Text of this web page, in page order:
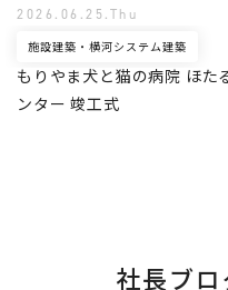
もりやま犬と猫の病院 ほた
ンター 竣工式
施設建築・横河システム建築
2026.06.25.Thu
社長ブ